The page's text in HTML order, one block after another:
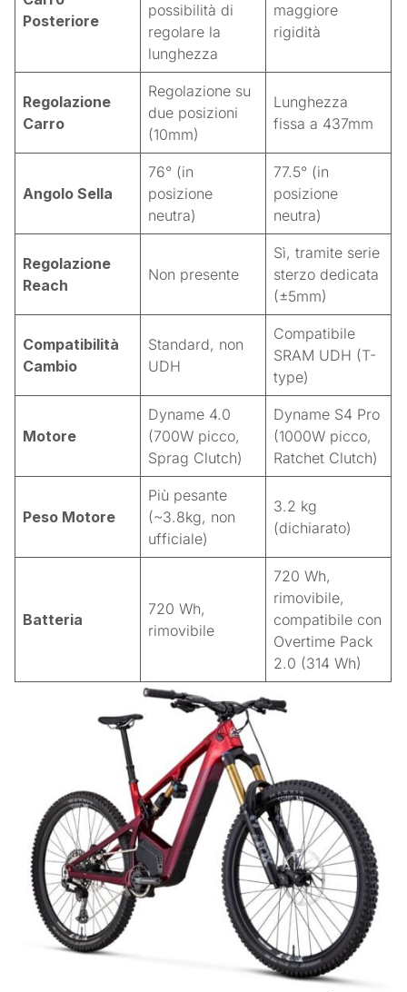
Posteriore
possibilità di
regolare la
lunghezza
maggiore
rigidità
Regolazione
Carro
Regolazione su
due posizioni
(10mm)
Lunghezza
fissa a 437mm
Angolo Sella
76° (in
posizione
neutra)
77.5° (in
posizione
neutra)
Regolazione
Reach
Non presente
Sì, tramite serie
sterzo dedicata
(±5mm)
Compatibilità
Cambio
Standard, non
UDH
Compatibile
SRAM UDH (T-
type)
Motore
Dyname 4.0
(700W picco,
Sprag Clutch)
Dyname S4 Pro
(1000W picco,
Ratchet Clutch)
Peso Motore
Più pesante
(~3.8kg, non
ufficiale)
3.2 kg
(dichiarato)
Batteria
720 Wh,
rimovibile
720 Wh,
rimovibile,
compatibile con
Overtime Pack
2.0 (314 Wh)